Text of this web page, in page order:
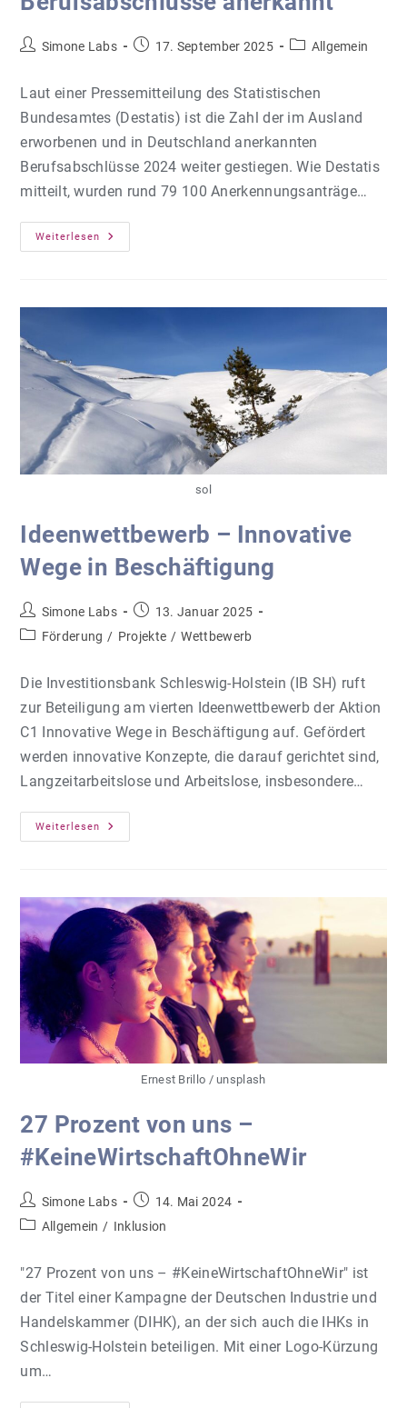
Beitrags-
Simone Labs
Beitrag17. September 2025
Beitrags-
Allgemein
Laut einer Pressemitteilung des Statistischen
Bundesamtes (Destatis) ist die Zahl der im Ausland
erworbenen und in Deutschland anerkannten
Berufsabschlüsse 2024 weiter gestiegen. Wie Destatis
mitteilt, wurden rund 79 100 Anerkennungsanträge…
Weiterlesen
Mehr
Ausländische
sol
Ideenwettbewerb – Innovative
Wege in Beschäftigung
Beitrags-
Autor:
Simone Labs
Beitrag
veröffentlicht:
13. Januar 2025
Beitrags-
Förderung / Projekte / Wettbewerb
Die Investitionsbank Schleswig-Holstein (IB SH) ruft
zur Beteiligung am vierten Ideenwettbewerb der Aktion
C1 Innovative Wege in Beschäftigung auf. Gefördert
werden innovative Konzepte, die darauf gerichtet sind,
Langzeitarbeitslose und Arbeitslose, insbesondere…
Weiterlesen
Ideenwettbewerb
–
Ernest Brillo / unsplash
27 Prozent von uns –
#KeineWirtschaftOhneWir
Beitrags-
Autor:
Simone Labs
Beitrag
veröffentlicht:
14. Mai 2024
Beitrags-
Allgemein / Inklusion
"27 Prozent von uns – #KeineWirtschaftOhneWir" ist
der Titel einer Kampagne der Deutschen Industrie und
Handelskammer (DIHK), an der sich auch die IHKs in
Schleswig-Holstein beteiligen. Mit einer Logo-Kürzung
um…